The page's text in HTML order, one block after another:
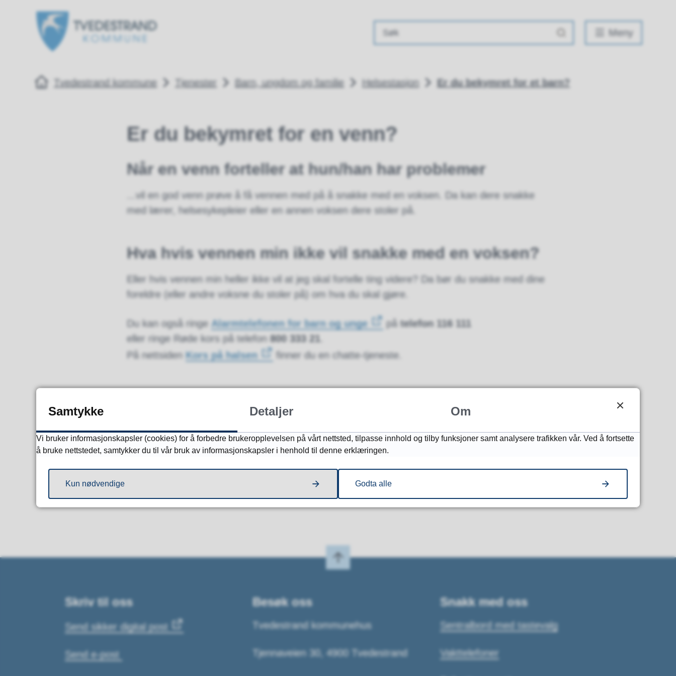
Tvedestrand kommune
Meny
Du er her:Tvedestrand kommune Tjenester Barn, ungdom og familie Helsestasjon Er du bekymret for et barn?
Er du bekymret for en venn?
Når en venn forteller at hun/han har problemer
...vil en god venn prøve å få vennen med på å snakke med en voksen. Da kan dere snakke
med lærer, helsesykepleier eller en annen voksen dere stoler på.
Hva hvis vennen min ikke vil snakke med en voksen?
Eller hvis vennen min heller ikke vil at jeg skal fortelle ting videre? Da bør du snakke med dine
foreldre (eller andre voksne du stoler på) om hva du skal gjøre.
Du kan også ringe Alarmtelefonen for barn og unge påtelefon 116 111
eller ringe Røde kors på telefon 800 333 21
På nettsiden Kors på halsen finner du en chatte-tjeneste.
Fant du det du lette etter?
Ja Nei
Skriv til oss
Send sikker digital post
Send e-post
Besøk oss
Tvedestrand kommunehus
Tjennaveien 30, 4900 Tvedestrand
Snakk med oss
Sentralbord med tastevalg
Vakttelefoner
Samtykke Detaljer Om
Vi bruker informasjonskapsler (cookies) for å forbedre brukeropplevelsen på vårt nettsted, tilpasse innhold og tilby funksjoner samt analysere trafikken vår. Ved å fortsette
å bruke nettstedet, samtykker du til vår bruk av informasjonskapsler i henhold til denne erklæringen.
Kun nødvendige Godta alle